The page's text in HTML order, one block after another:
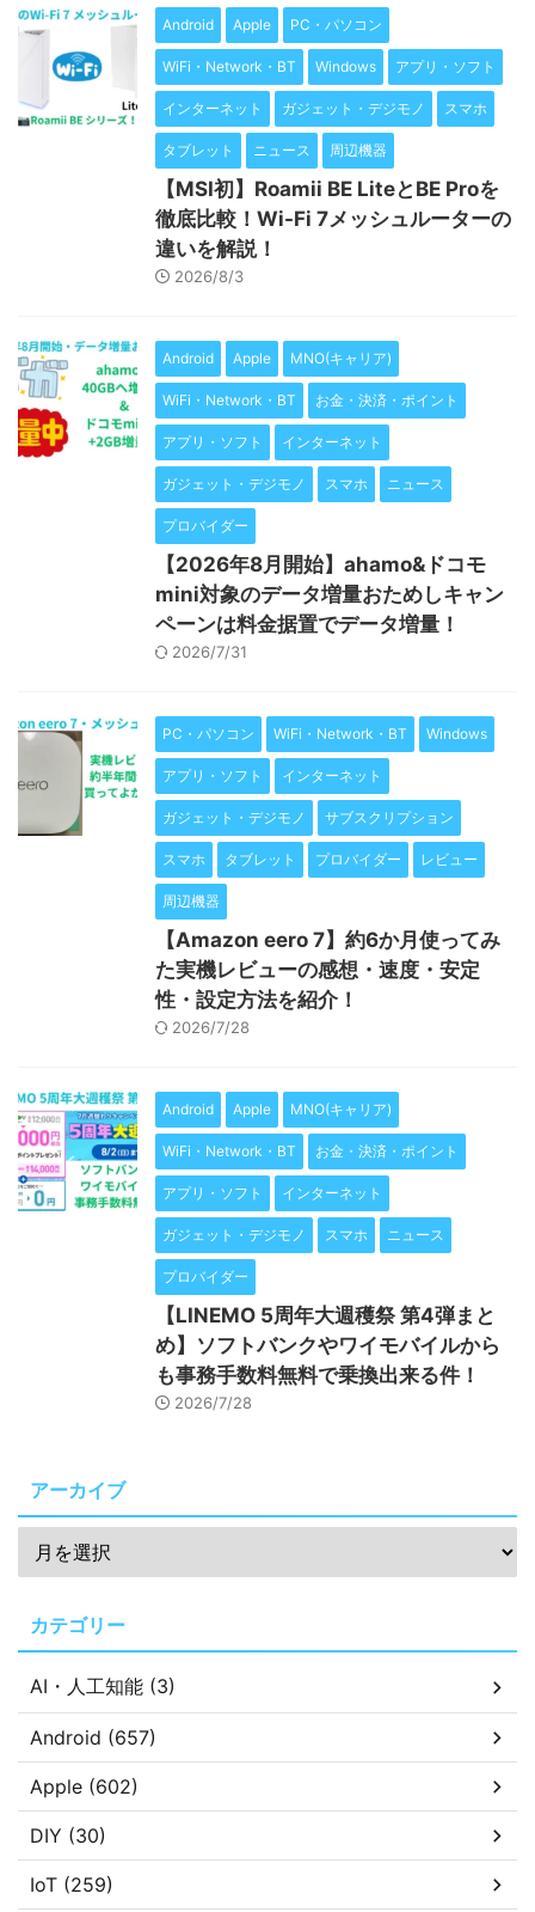
Android Apple PC・パソコン
WiFi・Network・BT Windows アプリ・ソフト
インターネット ガジェット・デジモノ スマホ
タブレット ニュース 周辺機器
【MSI初】Roamii BE LiteとBE Proを
徹底比較！Wi-Fi 7メッシュルーターの
違いを解説！
2026/8/3
Android Apple MNO(キャリア)
WiFi・Network・BT お金・決済・ポイント
アプリ・ソフト インターネット
ガジェット・デジモノ スマホ ニュース
プロバイダー
【2026年8月開始】ahamo&ドコモ
mini対象のデータ増量おためしキャン
ペーンは料金据置でデータ増量！
2026/7/31
PC・パソコン WiFi・Network・BT Windows
アプリ・ソフト インターネット
ガジェット・デジモノ サブスクリプション
スマホ タブレット プロバイダー レビュー
周辺機器
【Amazon eero 7】約6か月使ってみ
た実機レビューの感想・速度・安定
性・設定方法を紹介！
2026/7/28
Android Apple MNO(キャリア)
WiFi・Network・BT お金・決済・ポイント
アプリ・ソフト インターネット
ガジェット・デジモノ スマホ ニュース
プロバイダー
【LINEMO 5周年大週穫祭 第4弾まと
め】ソフトバンクやワイモバイルから
も事務手数料無料で乗換出来る件！
2026/7/28
アーカイブ
カテゴリー
AI・人工知能 (3)
Android (657)
Apple (602)
DIY (30)
IoT (259)